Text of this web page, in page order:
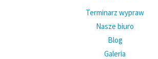
Terminarz wypraw
Nasze biuro
Blog
Galeria